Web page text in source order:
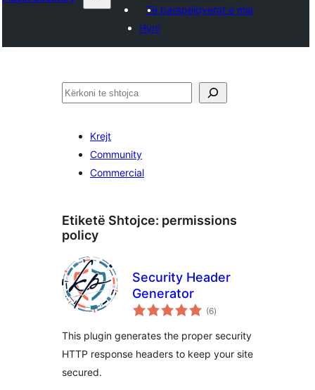
Të parapëlqyerat e mia
Hyni
Kërko
Krejt
Community
Commercial
Etiketë Shtojce: permissions
policy
Security Header
Generator
(6vlerësime
gjithsej
)
This plugin generates the proper security
HTTP response headers to keep your site
secured.